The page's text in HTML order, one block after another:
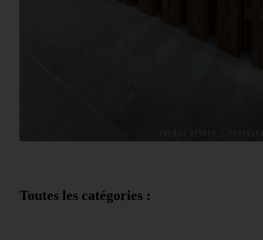
Toutes les catégories :